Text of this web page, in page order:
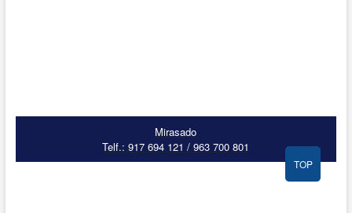
Mirasado
Telf.: 917 694 121 / 963 700 801
TOP